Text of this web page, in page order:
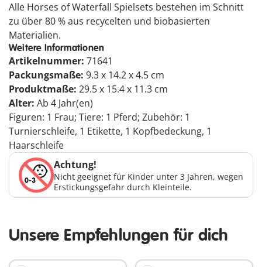
Alle Horses of Waterfall Spielsets bestehen im Schnitt
zu über 80 % aus recycelten und biobasierten
Materialien.
Weitere Informationen
Artikelnummer: 71641
Packungsmaße: 9.3 x 14.2 x 4.5 cm
Produktmaße: 29.5 x 15.4 x 11.3 cm
Alter: Ab 4 Jahr(en)
Figuren: 1 Frau; Tiere: 1 Pferd; Zubehör: 1
Turnierschleife, 1 Etikette, 1 Kopfbedeckung, 1
Haarschleife
Achtung!
Nicht geeignet für Kinder unter 3 Jahren, wegen
Erstickungsgefahr durch Kleinteile.
Unsere Empfehlungen für dich